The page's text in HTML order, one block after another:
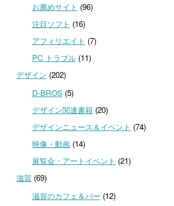
お薦めサイト (96)
注目ソフト (16)
アフィリエイト (7)
PC トラブル(11)
デザイン (202)
D-BROS(5)
デザイン関連書籍(20)
デザインニュース＆イベント (74)
映像・動画(14)
展覧会・アートイベント (21)
滋賀 (69)
滋賀のカフェ＆バー (12)